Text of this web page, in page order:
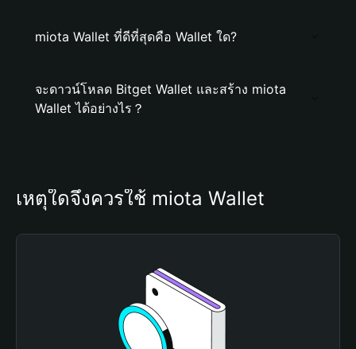
miota Wallet ที่ดีที่สุดคือ Wallet ใด?
จะดาวน์โหลด Bitget Wallet และสร้าง miota
Wallet ได้อย่างไร？
เหตุใดจึงควรใช้ miota Wallet